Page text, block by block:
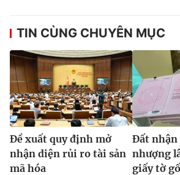
® Cấm sao chép dưới mọi hình thức nếu
thuận bằng văn bản. Ghi rõ nguồn VTV.vn
thông tin từ website này.
TIN CÙNG CHUYÊN MỤC
Ðề xuất quy định mở
nhận diện rủi ro tài sản
mã hóa
Đất nhận
nhượng
giấy tờ